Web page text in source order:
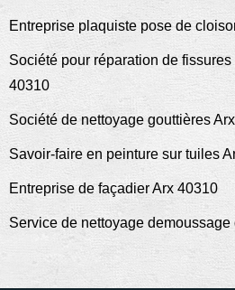
Entreprise plaquiste pose de
Société pour réparation de
40310
Société de nettoyage gouttières
Savoir-faire en peinture sur tuiles
Entreprise de façadier Arx 40310
Service de nettoyage demoussage